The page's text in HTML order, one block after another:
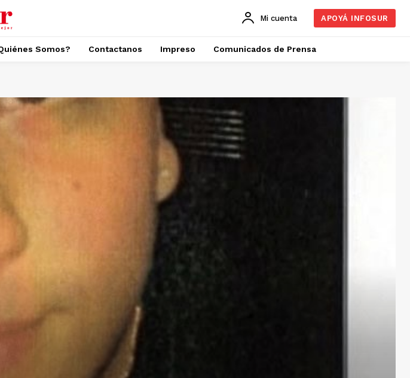
Mi cuenta APOYÁ INFOSUR
Somos? Contactanos Impreso Comunicados de Prensa